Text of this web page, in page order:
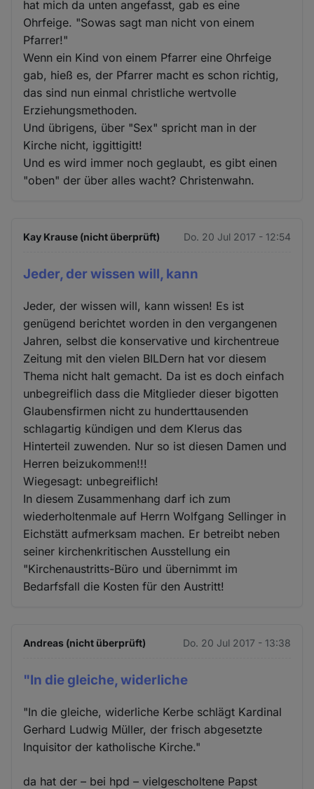
hat mich da unten angefasst, gab es eine
Ohrfeige. "Sowas sagt man nicht von einem
Pfarrer!"
Wenn ein Kind von einem Pfarrer eine Ohrfeige
gab, hieß es, der Pfarrer macht es schon richtig,
das sind nun einmal christliche wertvolle
Erziehungsmethoden.
Und übrigens, über "Sex" spricht man in der
Kirche nicht, iggittigitt!
Und es wird immer noch geglaubt, es gibt einen
"oben" der über alles wacht? Christenwahn.
Kay Krause (nicht überprüft) Do. 20 Jul 2017 - 12:54
Jeder, der wissen will, kann
Jeder, der wissen will, kann wissen! Es ist
genügend berichtet worden in den vergangenen
Jahren, selbst die konservative und kirchentreue
Zeitung mit den vielen BILDern hat vor diesem
Thema nicht halt gemacht. Da ist es doch einfach
unbegreiflich dass die Mitglieder dieser bigotten
Glaubensfirmen nicht zu hunderttausenden
schlagartig kündigen und dem Klerus das
Hinterteil zuwenden. Nur so ist diesen Damen und
Herren beizukommen!!!
Wiegesagt: unbegreiflich!
In diesem Zusammenhang darf ich zum
wiederholtenmale auf Herrn Wolfgang Sellinger in
Eichstätt aufmerksam machen. Er betreibt neben
seiner kirchenkritischen Ausstellung ein
"Kirchenaustritts-Büro und übernimmt im
Bedarfsfall die Kosten für den Austritt!
Andreas (nicht überprüft) Do. 20 Jul 2017 - 13:38
"In die gleiche, widerliche
"In die gleiche, widerliche Kerbe schlägt Kardinal
Gerhard Ludwig Müller, der frisch abgesetzte
Inquisitor der katholische Kirche."
da hat der – bei hpd – vielgescholtene Papst